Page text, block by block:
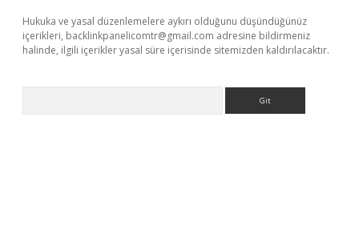
Hukuka ve yasal düzenlemelere aykırı olduğunu düşündüğünüz
içerikleri, backlinkpanelicomtr@gmail.com adresine bildirmeniz
halinde, ilgili içerikler yasal süre içerisinde sitemizden kaldırılacaktır.